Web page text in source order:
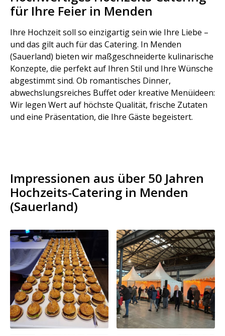
für Ihre Feier in Menden
Ihre Hochzeit soll so einzigartig sein wie Ihre Liebe –
und das gilt auch für das Catering. In Menden
(Sauerland) bieten wir maßgeschneiderte kulinarische
Konzepte, die perfekt auf Ihren Stil und Ihre Wünsche
abgestimmt sind. Ob romantisches Dinner,
abwechslungsreiches Buffet oder kreative Menüideen:
Wir legen Wert auf höchste Qualität, frische Zutaten
und eine Präsentation, die Ihre Gäste begeistert.
Impressionen aus über 50 Jahren
Hochzeits-Catering in Menden
(Sauerland)